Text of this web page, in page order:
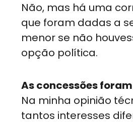
Não, mas há uma
que foram dadas a
menor se não
opção política.
As concessões
Na minha opinião
tantos interesses